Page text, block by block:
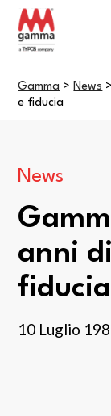
Gamma >News
e fiducia
News
anni
fiducia
10 Luglio